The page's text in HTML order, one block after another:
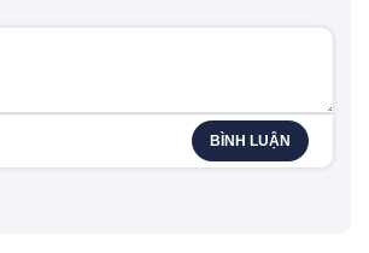
BÌNH LUẬN